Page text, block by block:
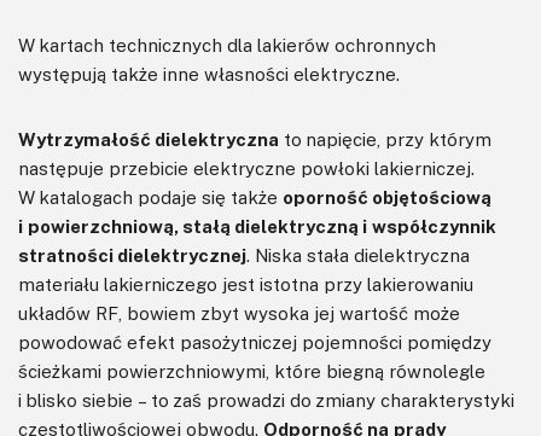
W kartach technicznych dla lakierów ochronnych
występują także inne własności elektryczne.
Wytrzymałość dielektryczna to napięcie, przy którym
następuje przebicie elektryczne powłoki lakierniczej.
W katalogach podaje się także oporność objętościową
i powierzchniową, stałą dielektryczną i współczynnik
stratności dielektrycznej. Niska stała dielektryczna
materiału lakierniczego jest istotna przy lakierowaniu
układów RF, bowiem zbyt wysoka jej wartość może
powodować efekt pasożytniczej pojemności pomiędzy
ścieżkami powierzchniowymi, które biegną równolegle
i blisko siebie – to zaś prowadzi do zmiany charakterystyki
częstotliwościowej obwodu. Odporność na prądy